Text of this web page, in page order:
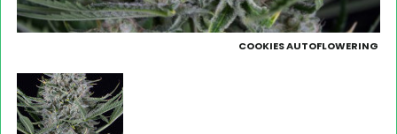
COOKIES AUTOFLOWERING